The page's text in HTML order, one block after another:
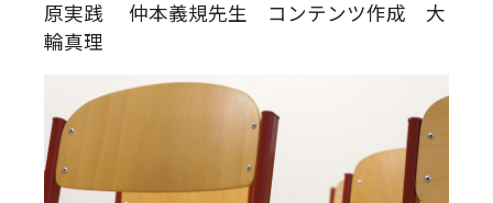
原実践 仲本義規先生 コンテンツ作成 大
輪真理